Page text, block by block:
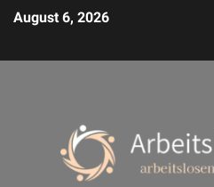
August 6, 2026